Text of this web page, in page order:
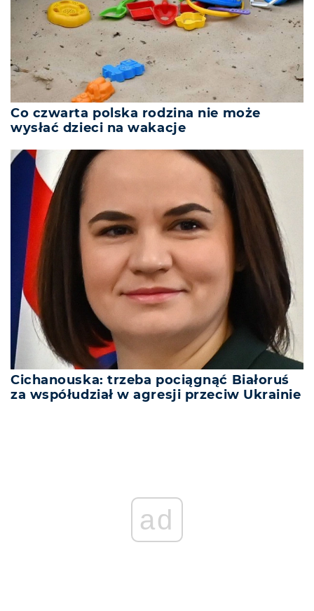
Co czwarta polska rodzina nie może
wysłać dzieci na wakacje
Cichanouska: trzeba pociągnąć Białoruś
za współudział w agresji przeciw Ukrainie
ad